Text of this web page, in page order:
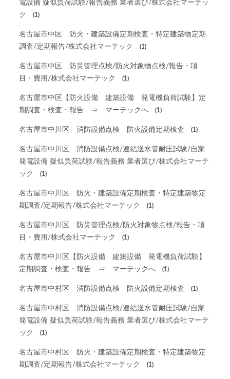
電設備 疑似負荷試験/報告義務 業者選び/株式会社マーテッ
ク
(1)
名古屋市中区 防火・建築設備定期検査・特定建築物定期
調査/定期報告/株式会社マーテック
(1)
名古屋市中区 防災管理点検/防火対象物点検/報告・項
目・費用/株式会社マーテック
(1)
名古屋市中区【防火設備 建築設備 発電機負荷試験】定
期調査・検査・報告 ⇒ マーテックへ
(1)
名古屋市中川区 消防設備点検 防火設備定期検査 (1)
名古屋市中川区 消防設備点検/連結送水管耐圧試験/自家
発電設備 疑似負荷試験/報告義務 業者選び/株式会社マーテ
ック
(1)
名古屋市中川区 防火・建築設備定期検査・特定建築物定
期調査/定期報告/株式会社マーテック
(1)
名古屋市中川区 防災管理点検/防火対象物点検/報告・項
目・費用/株式会社マーテック
(1)
名古屋市中川区【防火設備 建築設備 発電機負荷試験】
定期調査・検査・報告 ⇒ マーテックへ
(1)
名古屋市中村区 消防設備点検 防火設備定期検査 (1)
名古屋市中村区 消防設備点検/連結送水管耐圧試験/自家
発電設備 疑似負荷試験/報告義務 業者選び/株式会社マーテ
ック
(1)
名古屋市中村区 防火・建築設備定期検査・特定建築物定
期調査/定期報告/株式会社マーテック
(1)